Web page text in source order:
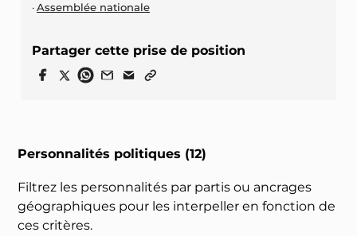
Personnalités politiques (12)
Filtrez les personnalités par partis ou ancrages
géographiques pour les interpeller en fonction de
ces critères.
Assemblée nationale
Partager cette prise de position